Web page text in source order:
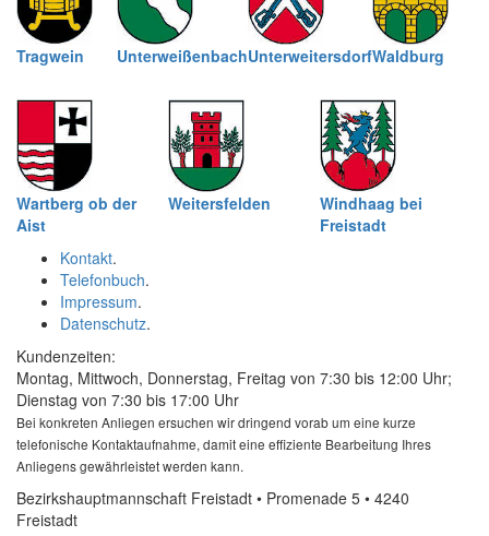
Tragwein UnterweißenbachUnterweitersdorfWaldburg
Wartberg ob der
Aist
Weitersfelden
Windhaag bei
Freistadt
Kontakt.
Telefonbuch.
Impressum.
Datenschutz.
Kundenzeiten:
Montag, Mittwoch, Donnerstag, Freitag von 7:30 bis 12:00 Uhr;
Dienstag von 7:30 bis 17:00 Uhr
Bei konkreten Anliegen ersuchen wir dringend vorab um eine kurze
telefonische Kontaktaufnahme, damit eine effiziente Bearbeitung Ihres
Anliegens gewährleistet werden kann.
Bezirkshauptmannschaft Freistadt • Promenade 5 • 4240
Freistadt